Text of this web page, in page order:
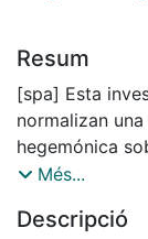
Resum
[spa] Esta
normalizan
hegemónica
de nuestro
mediante la
Més...
Descripció